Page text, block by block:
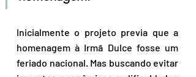
Inicialmente o projeto previa que a
homenagem à Irmã Dulce fosse um
feriado nacional. Mas buscando evitar